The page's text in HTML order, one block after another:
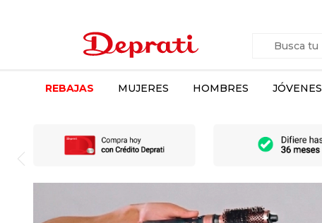
REBAJAS MUJERES HOMBRES JÓVENES